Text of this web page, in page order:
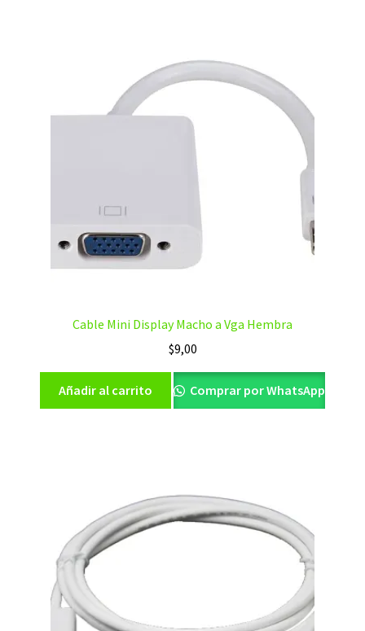
Cable Mini Display Macho a Vga Hembra
$9,00
Añadir al carrito Comprar por WhatsApp